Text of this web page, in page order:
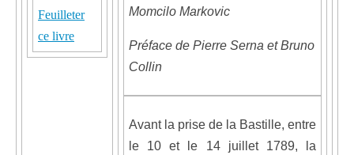
Feuilleter
ce livre
Momcilo Markovic
Préface de Pierre Serna et Bruno
Collin
Avant la prise de la Bastille, entre
le 10 et le 14 juillet 1789, la